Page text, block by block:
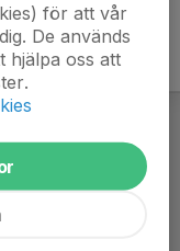
för att vår
De används
hjälpa oss att